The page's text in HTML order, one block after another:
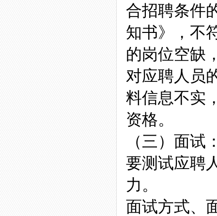
合招聘条件
知书》，不
的岗位空缺
对应聘人员
料信息不实
资格。
（三）面
要测试应聘
力。
面试方式、